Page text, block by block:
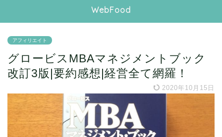
WebFood
アフィリエイト
グロービスMBAマネジメントブック
改訂3版|要約感想|経営全て網羅！
2020年10月15日